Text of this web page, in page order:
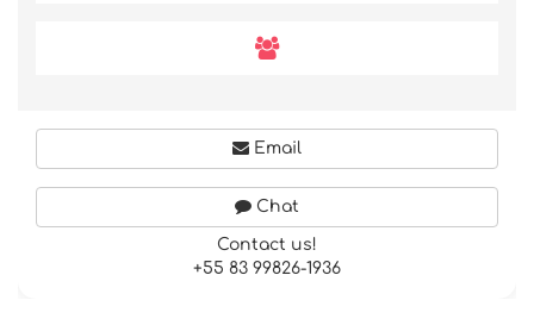
Email
Chat
Contact us!
+55 83 99826-1936